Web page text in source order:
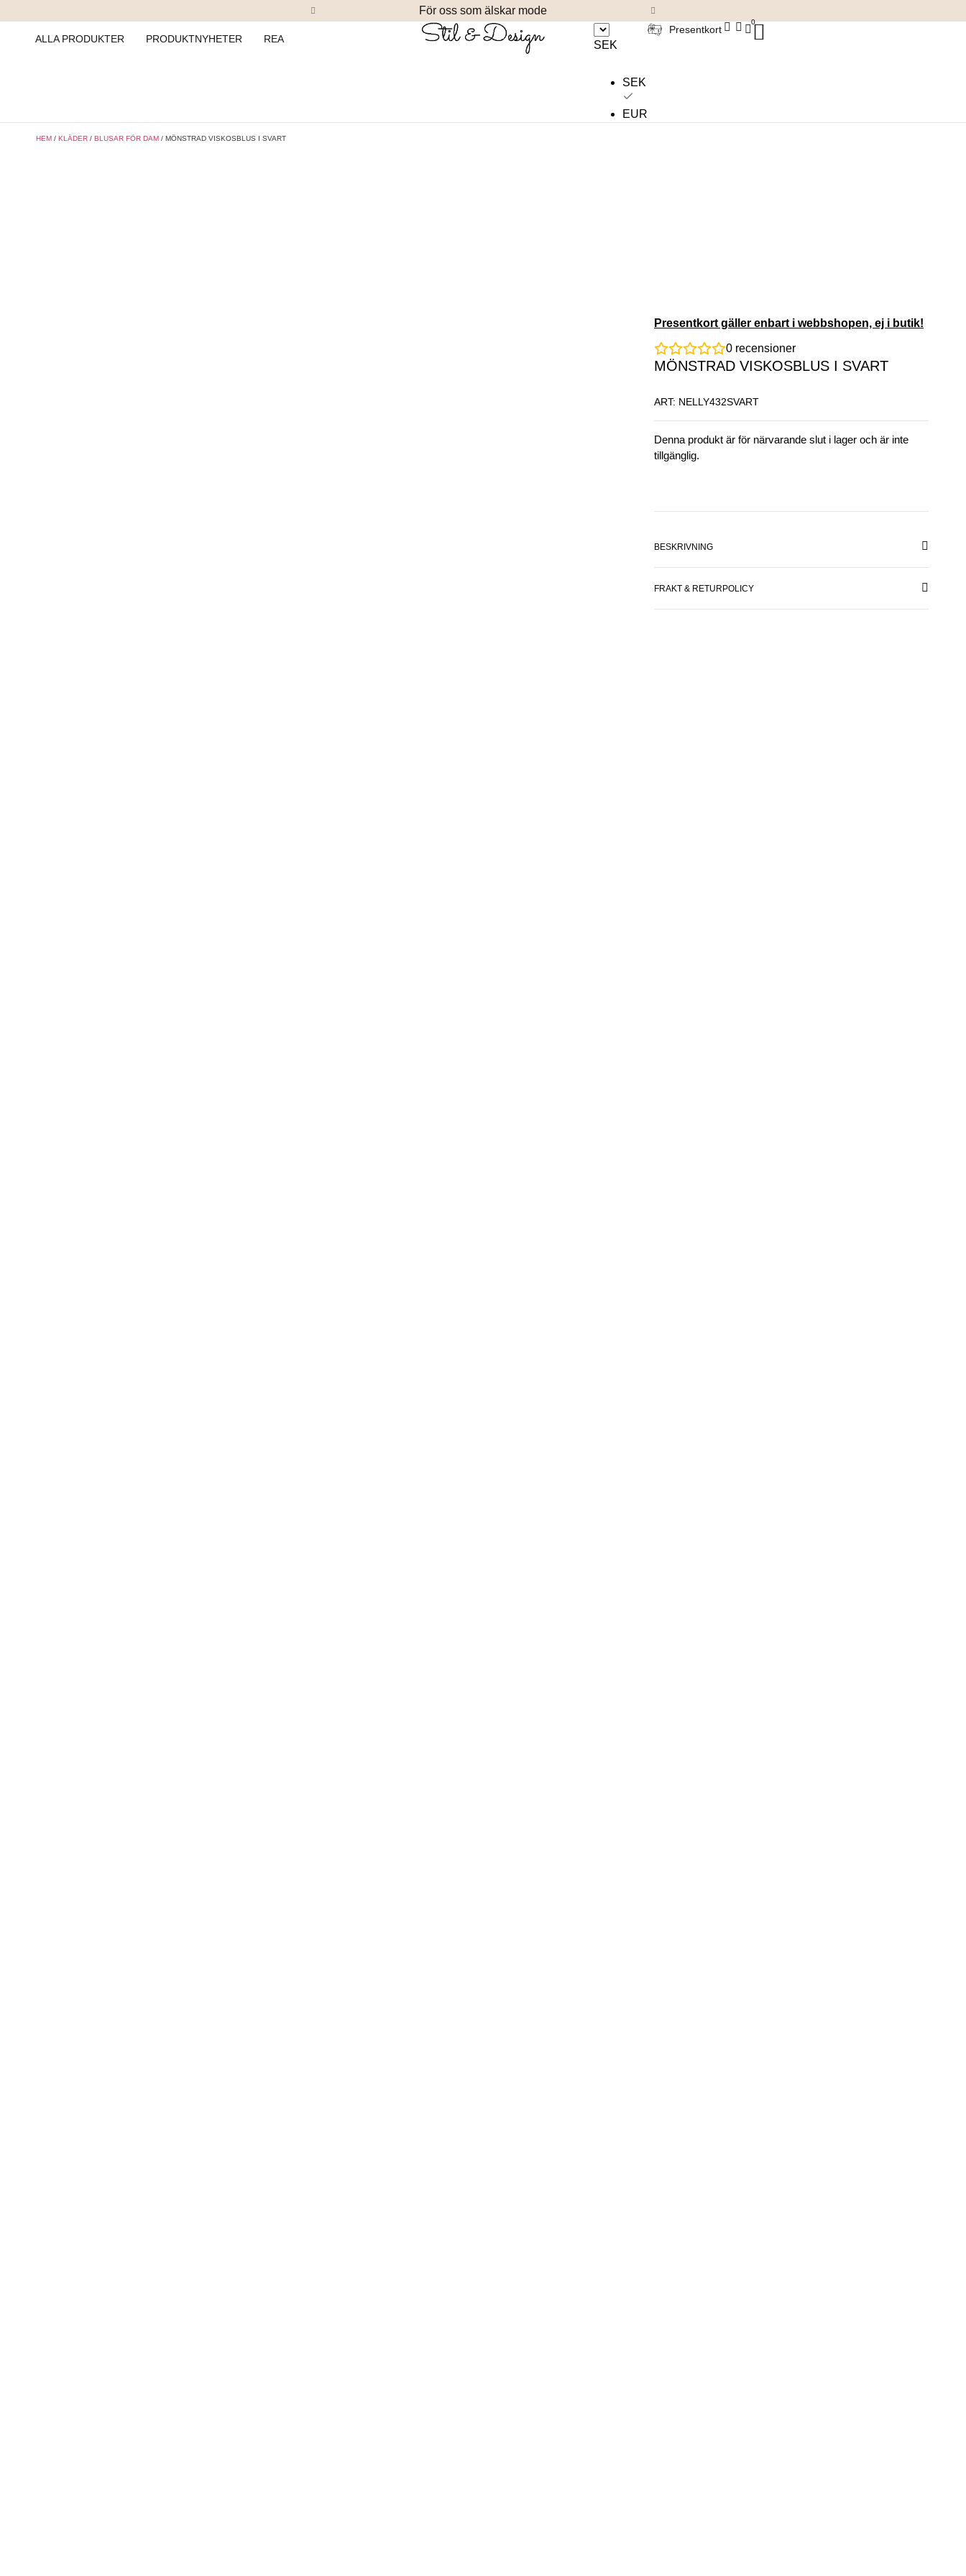
För oss som älskar mode
ALLA PRODUKTER PRODUKTNYHETER REA SEK
SEK
EUR
Presentkort
0
HEM / KLÄDER / BLUSAR FÖR DAM / MÖNSTRAD VISKOSBLUS I SVART
Presentkort gäller enbart i webbshopen, ej i butik!
0 recensioner
MÖNSTRAD VISKOSBLUS I SVART
ART: NELLY432SVART
Denna produkt är för närvarande slut i lager och är inte
tillgänglig.
BESKRIVNING
FRAKT & RETURPOLICY